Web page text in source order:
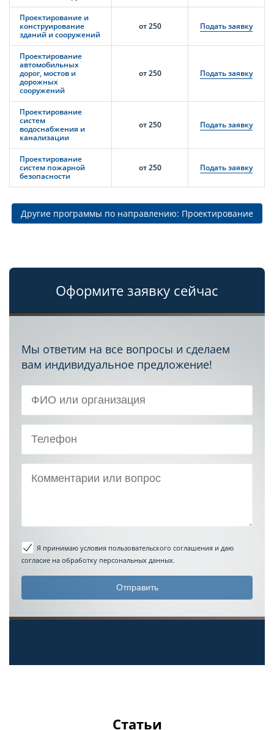
Проектирование и
конструирование
зданий и сооружений
от 250 Подать заявку
Проектирование
автомобильных
дорог, мостов и
дорожных
сооружений
от 250 Подать заявку
Проектирование
систем
водоснабжения и
канализации
от 250 Подать заявку
Проектирование
систем пожарной
безопасности
от 250 Подать заявку
Другие программы по направлению: Проектирование
Оформите заявку сейчас
Мы ответим на все вопросы и сделаем
вам индивидуальное предложение!
Я принимаю условия пользовательского соглашения и даю
согласие на обработку персональных данных.
Статьи